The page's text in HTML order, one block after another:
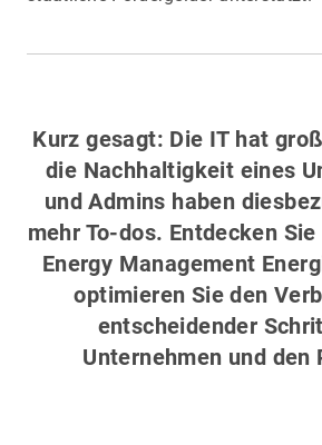
Kurz gesagt: Die IT hat
die Nachhaltigkeit eines
und Admins haben
mehr To-dos. Entdecken
Energy Management
optimieren Sie den
entscheidender
Unternehmen und den